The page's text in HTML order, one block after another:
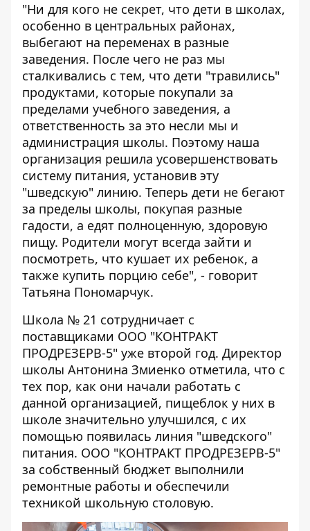
"Ни для кого не секрет, что дети в школах,
особенно в центральных районах,
выбегают на переменах в разные
заведения. После чего не раз мы
сталкивались с тем, что дети "травились"
продуктами, которые покупали за
пределами учебного заведения, а
ответственность за это несли мы и
администрация школы. Поэтому наша
организация решила усовершенствовать
систему питания, установив эту
"шведскую" линию. Теперь дети не бегают
за пределы школы, покупая разные
гадости, а едят полноценную, здоровую
пищу. Родители могут всегда зайти и
посмотреть, что кушает их ребенок, а
также купить порцию себе", - говорит
Татьяна Пономарчук.
Школа № 21 сотрудничает с
поставщиками ООО "КОНТРАКТ
ПРОДРЕЗЕРВ-5" уже второй год. Директор
школы Антонина Змиенко отметила, что с
тех пор, как они начали работать с
данной организацией, пищеблок у них в
школе значительно улучшился, с их
помощью появилась линия "шведского"
питания. ООО "КОНТРАКТ ПРОДРЕЗЕРВ-5"
за собственный бюджет выполнили
ремонтные работы и обеспечили
техникой школьную столовую.